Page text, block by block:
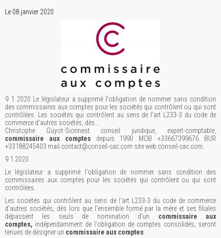
Le 08 janvier 2020
9 1 2020 Le législateur a supprimé l'obligation de nommer sans condition
des commissaires aux comptes pour les sociétés qui contrôlent ou qui sont
contrôlées. Les sociétés qui contrôlent au sens de l'art L233-3 du code de
commerce d'autres sociétés, dès…
Christophe Guyot-Sionnest conseil juridique, expert-comptable,
commissaire aux comptes depuis 1990 MOB +33667399676 BUR
+33188245403 mail contact@conseil-cac.com site web conseil-cac.com.
9 1 2020
Le législateur a supprimé l'obligation de nommer sans condition des
commissaires aux comptes pour les sociétés qui contrôlent ou qui sont
contrôlées.
Les sociétés qui contrôlent au sens de l'art L233-3 du code de commerce
d'autres sociétés, dès lors que l'ensemble formé par la mère et ses filiales
dépassent les seuls de nomination d'un commissaire aux
comptes, indépendamment de l'obligation de comptes consolidés, seront
tenues de désigner un commissaire aux comptes